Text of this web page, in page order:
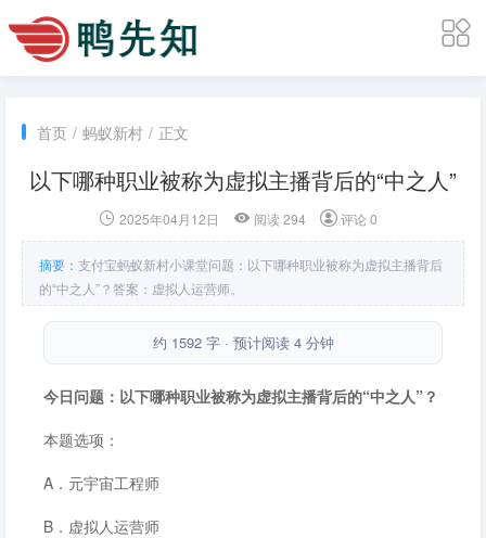
首页 / 蚂蚁新村 / 正文
以下哪种职业被称为虚拟主播背后的“中之人”
2025年04月12日 阅读 294 评论 0
摘要： 支付宝蚂蚁新村小课堂问题：以下哪种职业被称为虚拟主播背后
的“中之人”？答案：虚拟人运营师。
约 1592 字 · 预计阅读 4 分钟
今日问题：以下哪种职业被称为虚拟主播背后的“中之人”？
本题选项：
A．元宇宙工程师
B．虚拟人运营师